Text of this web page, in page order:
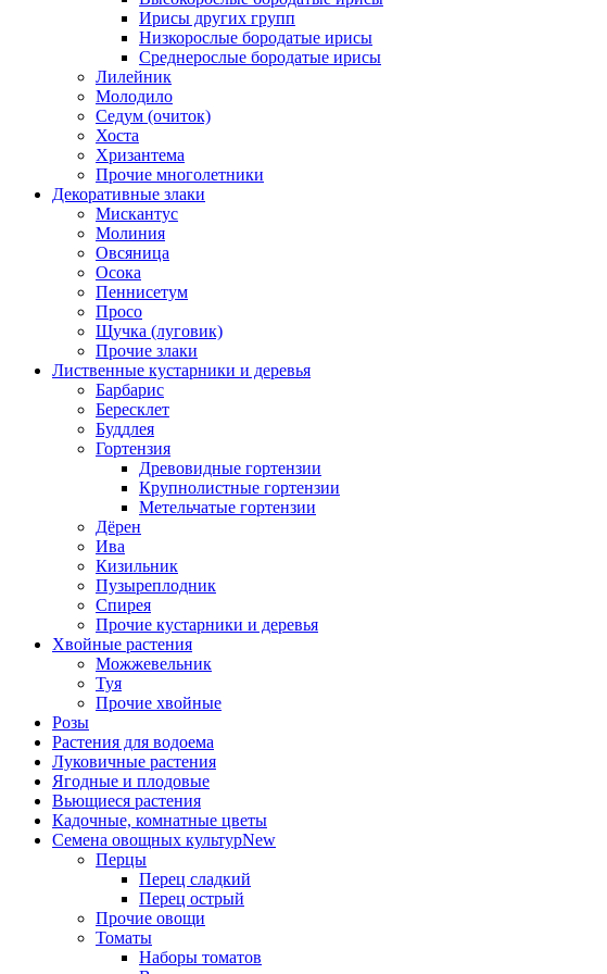
Ирисы других групп
Низкорослые бородатые ирисы
Среднерослые бородатые ирисы
Лилейник
Молодило
Седум (очиток)
Хоста
Хризантема
Прочие многолетники
Декоративные злаки
Мискантус
Молиния
Овсяница
Осока
Пеннисетум
Просо
Щучка (луговик)
Прочие злаки
Лиственные кустарники и деревья
Барбарис
Бересклет
Буддлея
Гортензия
Древовидные гортензии
Крупнолистные гортензии
Метельчатые гортензии
Дёрен
Ива
Кизильник
Пузыреплодник
Спирея
Прочие кустарники и деревья
Хвойные растения
Можжевельник
Туя
Прочие хвойные
Розы
Растения для водоема
Луковичные растения
Ягодные и плодовые
Вьющиеся растения
Кадочные, комнатные цветы
Семена овощных культурNew
Перцы
Перец сладкий
Перец острый
Прочие овощи
Томаты
Наборы томатов